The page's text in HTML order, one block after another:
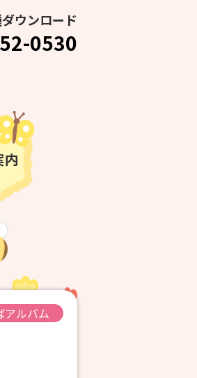
ウンロード
0530
アルバム